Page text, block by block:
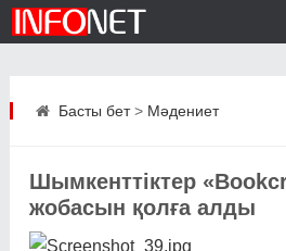
Басты бет> Мәдениет
Шымкенттіктер
жобасын қолға алды